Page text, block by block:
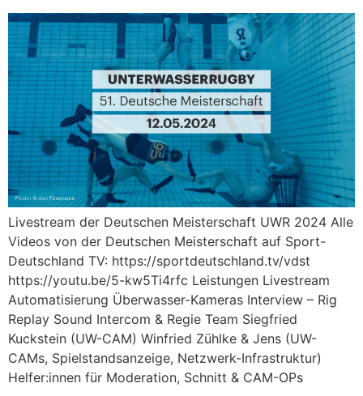
Livestream der Deutschen Meisterschaft UWR 2024 Alle
Videos von der Deutschen Meisterschaft auf Sport-
Deutschland TV: https://sportdeutschland.tv/vdst
https://youtu.be/5-kw5Ti4rfc Leistungen Livestream
Automatisierung Überwasser-Kameras Interview – Rig
Replay Sound Intercom & Regie Team Siegfried
Kuckstein (UW-CAM) Winfried Zühlke & Jens (UW-
CAMs, Spielstandsanzeige, Netzwerk-Infrastruktur)
Helfer:innen für Moderation, Schnitt & CAM-OPs